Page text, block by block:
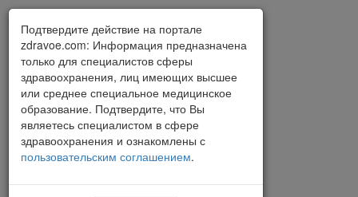
Подтвердите действие на портале
zdravoe.com: Информация предназначена
только для специалистов сферы
здравоохранения, лиц имеющих высшее
или среднее специальное медицинское
образование. Подтвердите, что Вы
являетесь специалистом в сфере
здравоохранения и ознакомлены с
пользовательским соглашением.